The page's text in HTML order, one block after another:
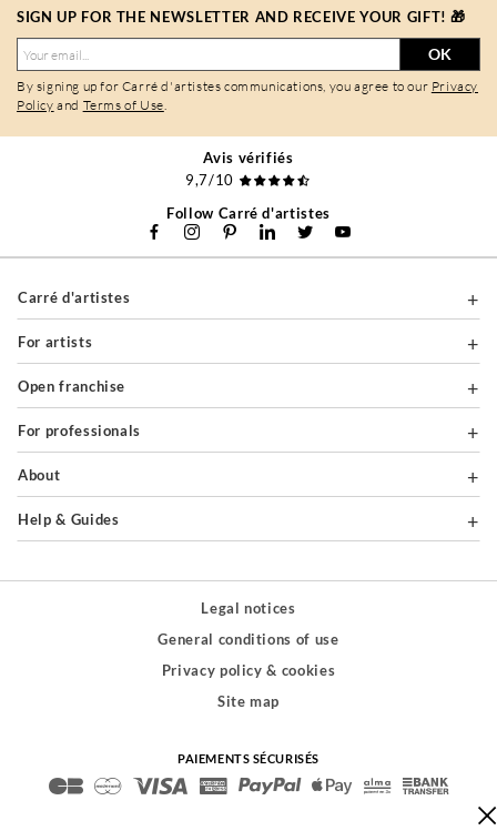
SIGN UP FOR THE NEWSLETTER AND RECEIVE YOUR GIFT! 🎁
OK
By signing up for Carré d'artistes communications, you agree to our Privacy
Policy and Terms of Use.
Avis vérifiés
9,7/10
Follow Carré d'artistes
Carré d'artistes
For artists
Open franchise
For professionals
About
Help & Guides
Legal notices
General conditions of use
Privacy policy & cookies
Site map
PAIEMENTS SÉCURISÉS